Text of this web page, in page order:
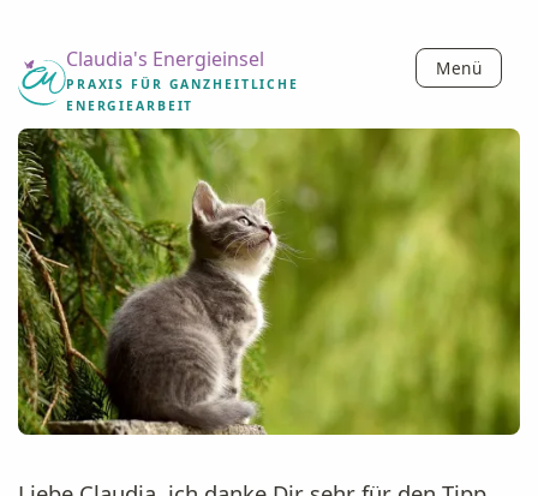
Claudia's Energieinsel
PRAXIS FÜR GANZHEITLICHE
ENERGIEARBEIT
Menü